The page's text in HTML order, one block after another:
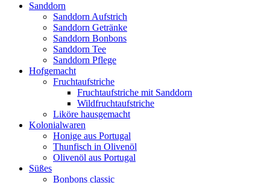
Sanddorn
Sanddorn Aufstrich
Sanddorn Getränke
Sanddorn Bonbons
Sanddorn Tee
Sanddorn Pflege
Hofgemacht
Fruchtaufstriche
Fruchtaufstriche mit Sanddorn
Wildfruchtaufstriche
Liköre hausgemacht
Kolonialwaren
Honige aus Portugal
Thunfisch in Olivenöl
Olivenöl aus Portugal
Süßes
Bonbons classic